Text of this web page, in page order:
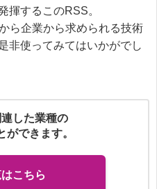
揮するこのRSS。
ら企業から求められる技術
非使ってみてはいかがでし
した業種の
ができます。
こちら